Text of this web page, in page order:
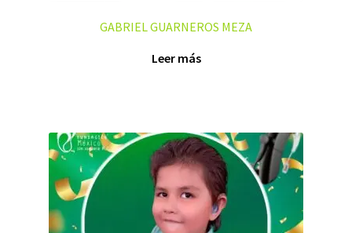
GABRIEL GUARNEROS MEZA
Leer más